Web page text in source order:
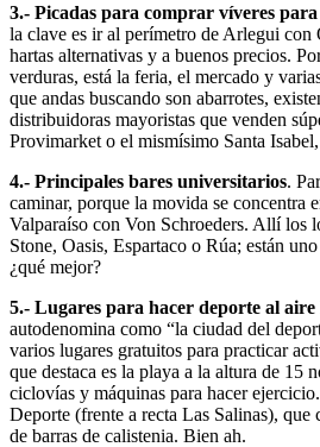
3.- Picadas para comprar víveres
la clave es ir al perímetro de Arlegui con
hartas alternativas y a buenos precios.
verduras, está la feria, el mercado y
que andas buscando son abarrotes,
distribuidoras mayoristas que venden
Provimarket o el mismísimo Santa
4.- Principales bares universitarios.
caminar, porque la movida se concentra
Valparaíso con Von Schroeders. Allí los
Stone, Oasis, Espartaco o Rúa; están
¿qué mejor?
5.- Lugares para hacer deporte al
autodenomina como “la ciudad del
varios lugares gratuitos para practicar
que destaca es la playa a la altura de 15
ciclovías y máquinas para hacer
Deporte (frente a recta Las Salinas), que
de barras de calistenia. Bien ah.